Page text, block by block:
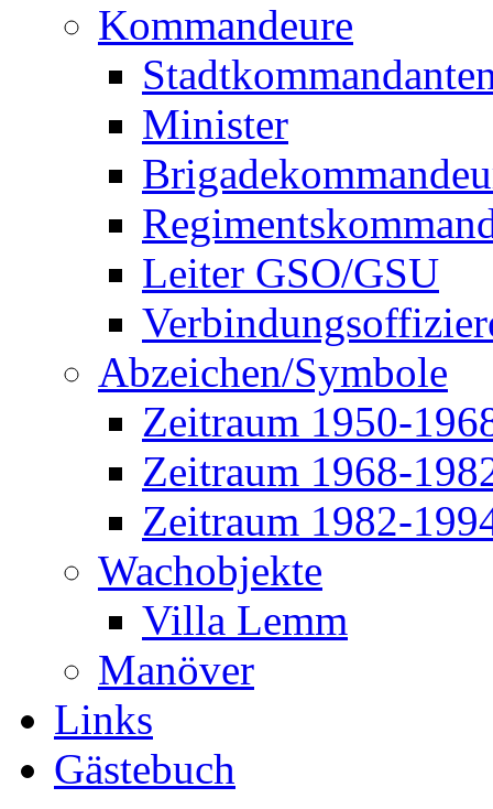
Kommandeure
Minister
Leiter GSO/GSU
Abzeichen/Symbole
Zeitraum 1950-
Zeitraum 1968-
Zeitraum 1982-
Wachobjekte
Villa Lemm
Manöver
Links
Gästebuch